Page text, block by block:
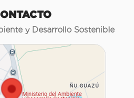
y Desarrollo Sostenible